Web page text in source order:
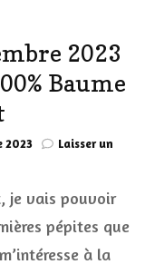
2023
Baume
2023
Laisser un
je vais pouvoir
pépites que
à la